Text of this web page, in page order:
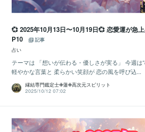
💞 2025年10月13日〜10月19日💞 恋愛運が急
P10
記事
占い
テーマは 「想いが伝わる・優しさが実る」 今週は
軽やかな言葉と 柔らかい笑顔が 恋の風を呼び込...
縁結専門鑑定士✙蓮✙高次元スピリット
2025/10/12 07:02